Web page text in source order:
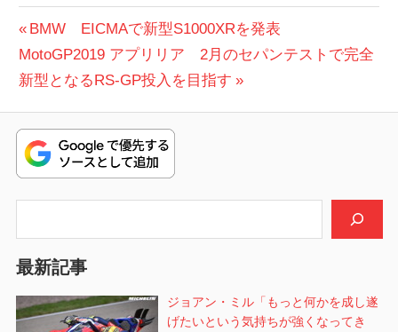
投
稿
ビ
ゲ
ー
シ
ョ
ン
前
の
投
BMW EICMAで新型S1000XRを発表
次
の
稿:
MotoGP2019 アプリリア 2月のセパンテストで完全
新型となるRS-GP投入を目指す
最新記事
ジョアン・ミル「もっと何かを成し遂
げたいという気持ちが強くなってき